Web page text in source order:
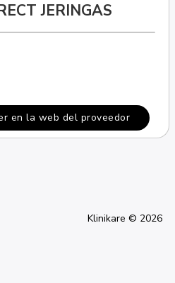
JERINGAS
en la web del proveedor
Klinikare © 2026